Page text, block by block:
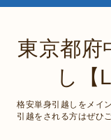
東京都府
し【
格安単身引越しをメイ
引越をされる方はぜひ